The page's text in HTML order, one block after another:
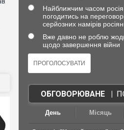
Найближчим часом
погодитись на
серйозних намірів
Вже давно не роблю
щодо завершення війни
ОБГОВОРЮВАНЕ|
День Місяць